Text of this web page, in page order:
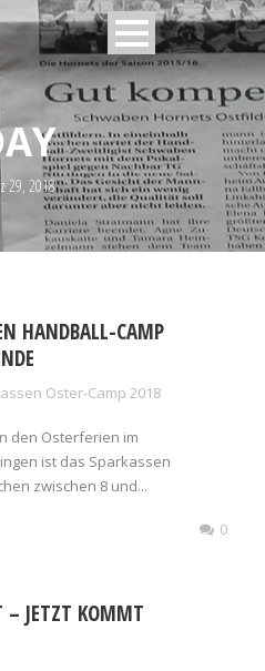
29, 2018
HANDBALL-CAMP
Oster-Camp 2018
den Osterferien im
ist das Sparkassen
zwischen 8 und...
0
– JETZT KOMMT